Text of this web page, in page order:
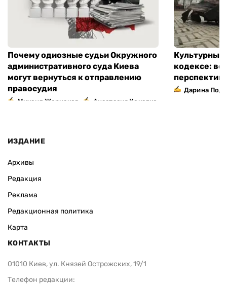
Почему одиозные судьи Окружного
административного суда Киева
могут вернуться к отправлению
правосудия
Михаил Жернаков Анастасия Кокалко
Культурный
кодексе:
Дарина
ИЗДАНИЕ
Архивы
Редакция
Реклама
Редакционная политика
Карта
КОНТАКТЫ
01010 Киев, ул. Князей Острожских, 19/1
Телефон редакции: